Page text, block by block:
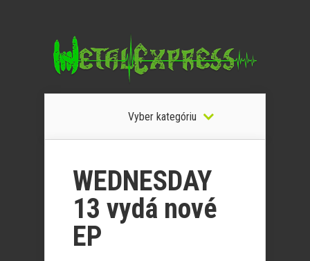
Vyber kategóriu
WEDNESDAY
13 vydá nové
EP